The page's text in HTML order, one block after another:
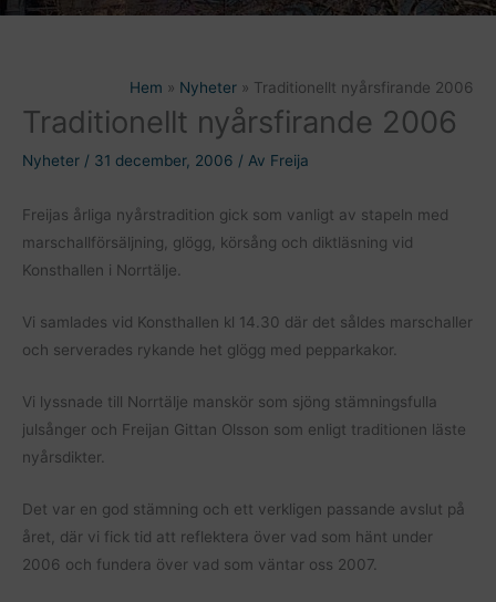
Hem Nyheter Traditionellt nyårsfirande 2006
Traditionellt nyårsfirande 2006
Nyheter / 31 december, 2006 / Av Freija
Freijas årliga nyårstradition gick som vanligt av stapeln med
marschallförsäljning, glögg, körsång och diktläsning vid
Konsthallen i Norrtälje.
Vi samlades vid Konsthallen kl 14.30 där det såldes marschaller
och serverades rykande het glögg med pepparkakor.
Vi lyssnade till Norrtälje manskör som sjöng stämningsfulla
julsånger och Freijan Gittan Olsson som enligt traditionen läste
nyårsdikter.
Det var en god stämning och ett verkligen passande avslut på
året, där vi fick tid att reflektera över vad som hänt under
2006 och fundera över vad som väntar oss 2007.